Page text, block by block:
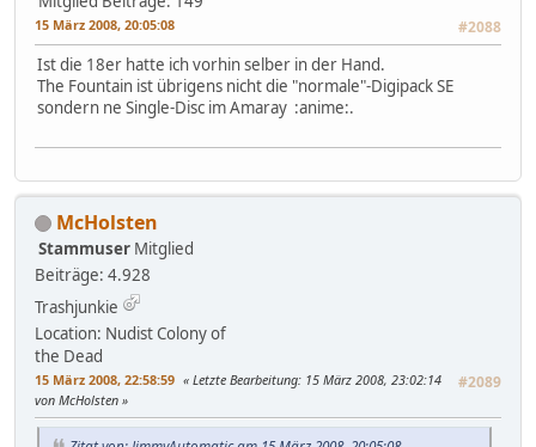
15 März 2008, 20:05:08 #2088
Ist die 18er hatte ich vorhin selber in der Hand.
The Fountain ist übrigens nicht die "normale"-Digipack SE
sondern ne Single-Disc im Amaray :anime:.
McHolsten
Stammuser Mitglied
Beiträge: 4.928
Trashjunkie
Location: Nudist Colony of
the Dead
15 März 2008, 22:58:59 #2089
Letzte Bearbeitung: 15 März 2008, 23:02:14
von McHolsten